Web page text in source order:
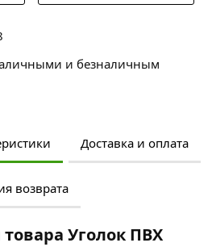
и безналичным
Доставка и оплата
возврата
Уголок ПВХ